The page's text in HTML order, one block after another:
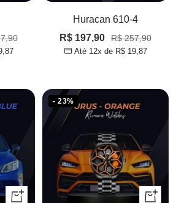
Huracan 610-4
Preço
promocional
R$ 197,90
Preço
normal
R$ 257,90
Até 12x de R$ 19,87
Adicionar
- 23%